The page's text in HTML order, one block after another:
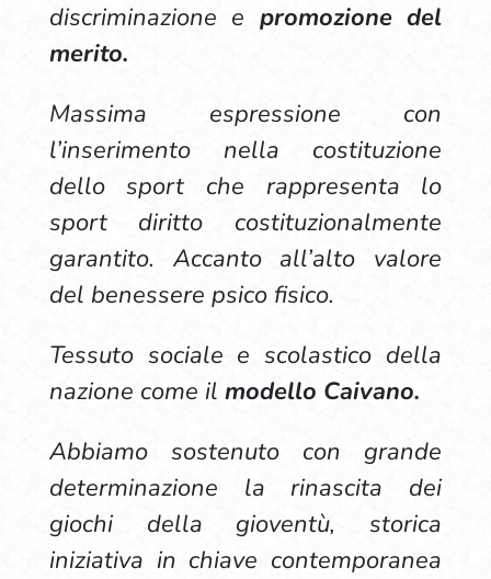
discriminazione e promozione del
merito.
Massima espressione con
l’inserimento nella costituzione
dello sport che rappresenta lo
sport diritto costituzionalmente
garantito. Accanto all’alto valore
del benessere psico fisico.
Tessuto sociale e scolastico della
nazione come il modello Caivano.
Abbiamo sostenuto con grande
determinazione la rinascita dei
giochi della gioventù, storica
iniziativa in chiave contemporanea